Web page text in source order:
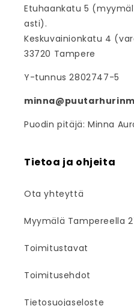
Etuhaankatu 5
asti).
Keskuvainionkatu 4
33720 Tampere
Y-tunnus 2802747-5
Puodin pitäjä: Minna
Tietoa ja ohjeita
Ota yhteyttä
Myymälä Tampereella
Toimitustavat
Toimitusehdot
Tietosuojaseloste